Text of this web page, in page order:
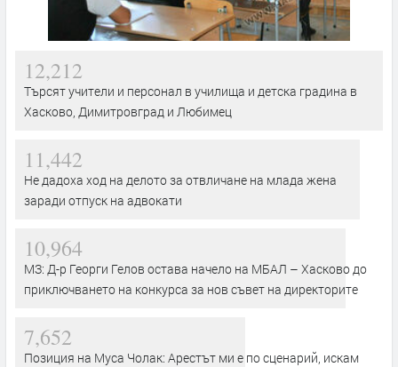
12,212
Търсят учители и персонал в училища и детска градина в
Хасково, Димитровград и Любимец
11,442
Не дадоха ход на делото за отвличане на млада жена
заради отпуск на адвокати
10,964
МЗ: Д-р Георги Гелов остава начело на МБАЛ – Хасково до
приключването на конкурса за нов съвет на директорите
7,652
Позиция на Муса Чолак: Арестът ми е по сценарий, искам